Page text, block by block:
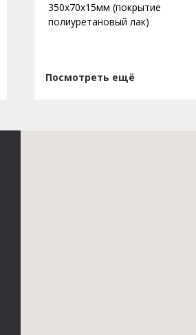
350х70х15мм (покрытие
полиуретановый лак)
Посмотреть ещё